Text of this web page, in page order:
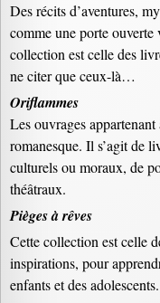
Des récits d’aventures,
comme une porte ouverte
collection est celle des
ne citer que ceux-là…
Oriflammes
Les ouvrages
romanesque. Il s’agit de
culturels ou moraux, de
théâtraux.
Pièges à rêves
Cette collection est celle
inspirations, pour
enfants et des adolescents.